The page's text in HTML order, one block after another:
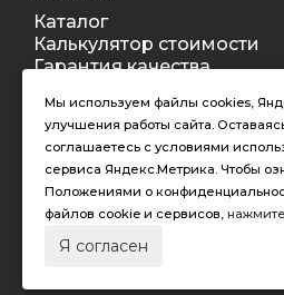
Каталог
Калькулятор стоимости
Гарантия качества
Контакты
Покупателям
Способы оплаты
Условия оформления
Таблица допустимых
Мы используем файлы cookies,
улучшения работы сайта.
соглашаетесь с условиями
сервиса Яндекс.Метрика. Чтобы
Положениями о
файлов cookie и сервисов,
Я согласен